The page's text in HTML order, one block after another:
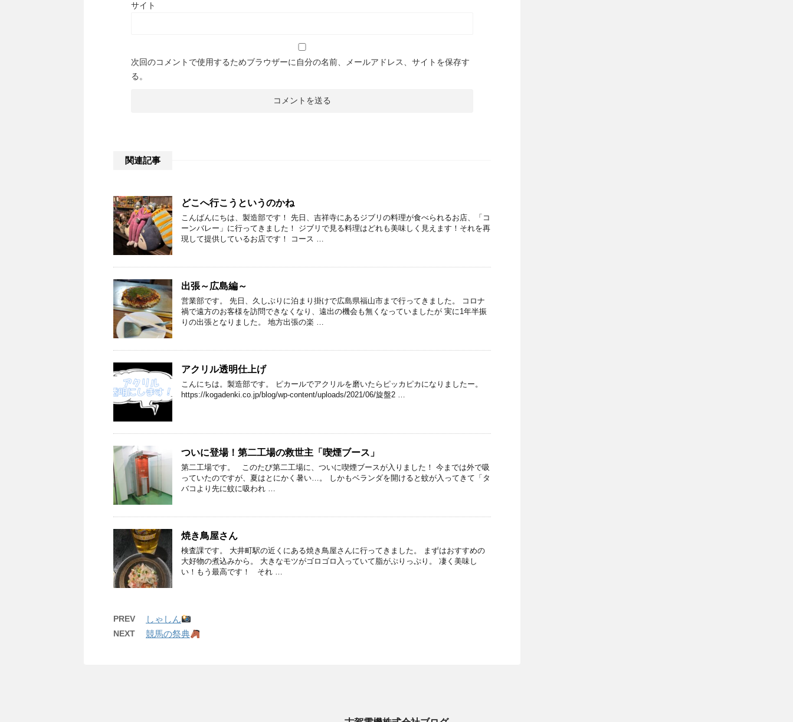
サイト
次回のコメントで使用するためブラウザーに自分の名前、メールアドレス、サイトを保存す
る。
関連記事
どこへ行こうというのかね
こんばんにちは、製造部です！ 先日、吉祥寺にあるジブリの料理が食べられるお店、「コ
ーンバレー」に行ってきました！ ジブリで見る料理はどれも美味しく見えます！それを再
現して提供しているお店です！ コース …
出張～広島編～
営業部です。 先日、久しぶりに泊まり掛けで広島県福山市まで行ってきました。 コロナ
禍で遠方のお客様を訪問できなくなり、遠出の機会も無くなっていましたが 実に1年半振
りの出張となりました。 地方出張の楽 …
アクリル透明仕上げ
こんにちは。製造部です。 ピカールでアクリルを磨いたらピッカピカになりましたー。
https://kogadenki.co.jp/blog/wp-content/uploads/2021/06/旋盤2 …
ついに登場！第二工場の救世主「喫煙ブース」
第二工場です。 このたび第二工場に、ついに喫煙ブースが入りました！ 今までは外で吸
っていたのですが、夏はとにかく暑い…。 しかもベランダを開けると蚊が入ってきて「タ
バコより先に蚊に吸われ …
焼き鳥屋さん
検査課です。 大井町駅の近くにある焼き鳥屋さんに行ってきました。 まずはおすすめの
大好物の煮込みから。 大きなモツがゴロゴロ入っていて脂がぷりっぷり。 凄く美味し
い！もう最高です！ それ …
PREV しゃしん
NEXT 競馬の祭典